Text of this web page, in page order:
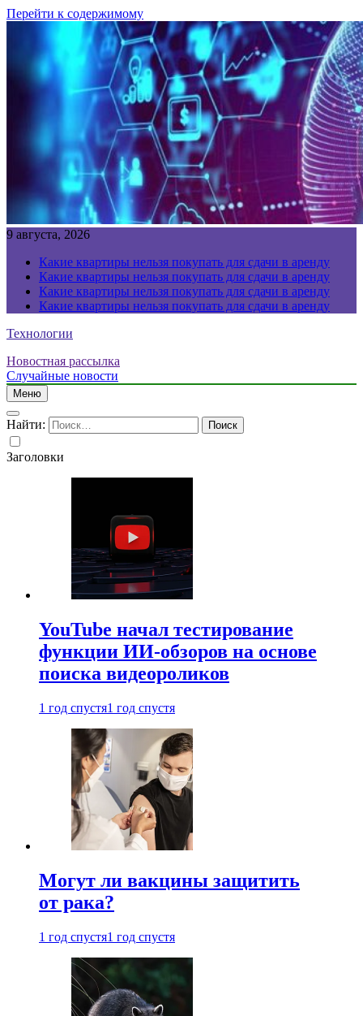
Перейти к содержимому
9 августа, 2026
Какие квартиры нельзя покупать для сдачи в аренду
Какие квартиры нельзя покупать для сдачи в аренду
Какие квартиры нельзя покупать для сдачи в аренду
Какие квартиры нельзя покупать для сдачи в аренду
Технологии
Новостная рассылка
Случайные новости
Меню
Найти:
Заголовки
YouTube начал тестирование
функции ИИ-обзоров на основе
поиска видеороликов
1 год спустя1 год спустя
Могут ли вакцины защитить
от рака?
1 год спустя1 год спустя